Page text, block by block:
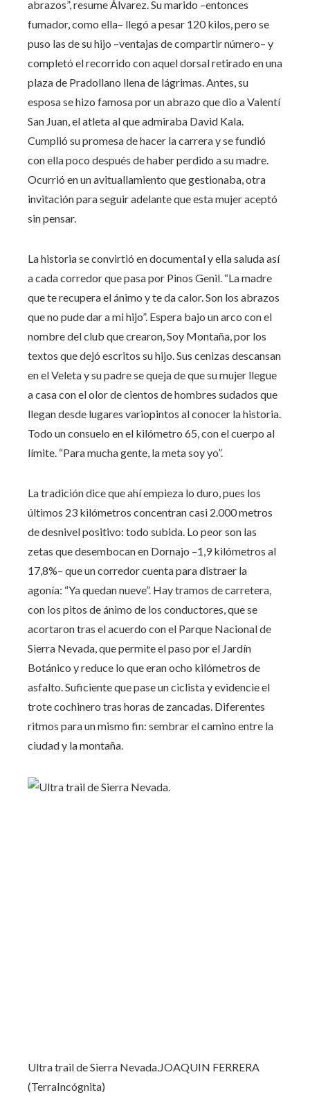
abrazos”, resume Álvarez. Su marido –entonces
fumador, como ella– llegó a pesar 120 kilos, pero se
puso las de su hijo –ventajas de compartir número– y
completó el recorrido con aquel dorsal retirado en una
plaza de Pradollano llena de lágrimas. Antes, su
esposa se hizo famosa por un abrazo que dio a Valentí
San Juan, el atleta al que admiraba David Kala.
Cumplió su promesa de hacer la carrera y se fundió
con ella poco después de haber perdido a su madre.
Ocurrió en un avituallamiento que gestionaba, otra
invitación para seguir adelante que esta mujer aceptó
sin pensar.
La historia se convirtió en documental y ella saluda así
a cada corredor que pasa por Pinos Genil. “La madre
que te recupera el ánimo y te da calor. Son los abrazos
que no pude dar a mi hijo”. Espera bajo un arco con el
nombre del club que crearon, Soy Montaña, por los
textos que dejó escritos su hijo. Sus cenizas descansan
en el Veleta y su padre se queja de que su mujer llegue
a casa con el olor de cientos de hombres sudados que
llegan desde lugares variopintos al conocer la historia.
Todo un consuelo en el kilómetro 65, con el cuerpo al
límite. “Para mucha gente, la meta soy yo”.
La tradición dice que ahí empieza lo duro, pues los
últimos 23 kilómetros concentran casi 2.000 metros
de desnivel positivo: todo subida. Lo peor son las
zetas que desembocan en Dornajo –1,9 kilómetros al
17,8%– que un corredor cuenta para distraer la
agonía: “Ya quedan nueve”. Hay tramos de carretera,
con los pitos de ánimo de los conductores, que se
acortaron tras el acuerdo con el Parque Nacional de
Sierra Nevada, que permite el paso por el Jardín
Botánico y reduce lo que eran ocho kilómetros de
asfalto. Suficiente que pase un ciclista y evidencie el
trote cochinero tras horas de zancadas. Diferentes
ritmos para un mismo fin: sembrar el camino entre la
ciudad y la montaña.
Ultra trail de Sierra Nevada.JOAQUIN FERRERA
(TerraIncógnita)